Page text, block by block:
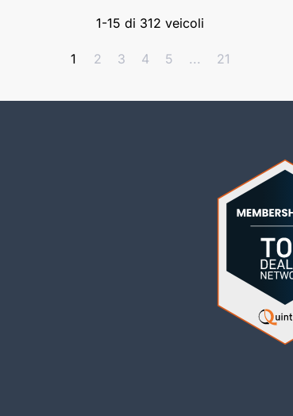
1-15 di 312 veicoli
1 2 3 4 5 ... 21